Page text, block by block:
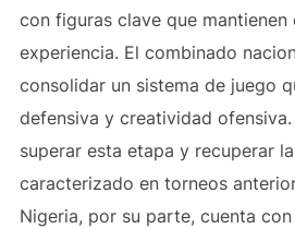
con figuras clave que
experiencia. El combinado
consolidar un sistema de juego
defensiva y creatividad
superar esta etapa y recuperar
caracterizado en torneos
Nigeria, por su parte, cuenta